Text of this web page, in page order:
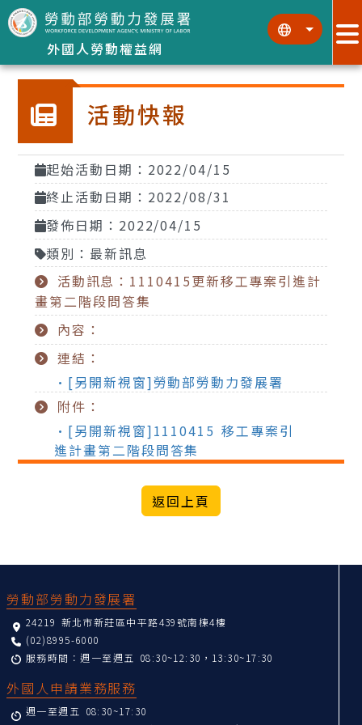
跳到主要內容區塊
外國人勞動權益網
::: :::
活動快報
起始活動日期：2022/04/15
終止活動日期：2022/08/31
發佈日期：2022/04/15
類別：最新訊息
活動訊息：1110415更新移工專案引進計
畫第二階段問答集
內容：
連結：
•[另開新視窗]勞動部勞動力發展署
附件：
•[另開新視窗]1110415 移工專案引
進計畫第二階段問答集
勞動部勞動力發展署
24219 新北市新莊區中平路439號南棟4樓
(02)8995-6000
服務時間：週一至週五 08:30~12:30，13:30~17:30
外國人申請業務服務
週一至週五 08:30~17:30